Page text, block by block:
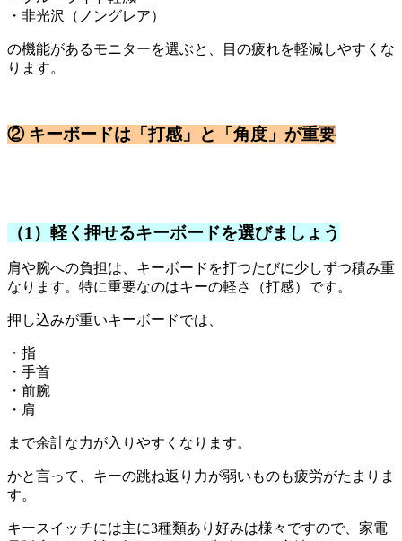
・非光沢（ノングレア）
の機能があるモニターを選ぶと、目の疲れを軽減しやすくな
ります。
② キーボードは「打感」と「角度」が重要
（1）軽く押せるキーボードを選びましょう
肩や腕への負担は、キーボードを打つたびに少しずつ積み重
なります。特に重要なのはキーの軽さ（打感）です。
押し込みが重いキーボードでは、
・指
・手首
・前腕
・肩
まで余計な力が入りやすくなります。
かと言って、キーの跳ね返り力が弱いものも疲労がたまりま
す。
キースイッチには主に3種類あり好みは様々ですので、家電